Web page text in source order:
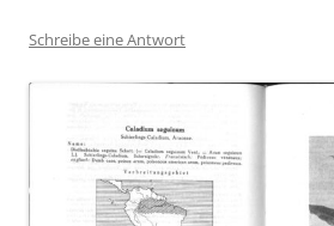
Schreibe eine Antwort